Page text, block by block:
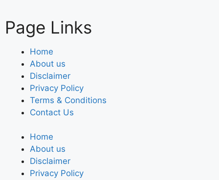
Page Links
Home
About us
Disclaimer
Privacy Policy
Terms & Conditions
Contact Us
Home
About us
Disclaimer
Privacy Policy